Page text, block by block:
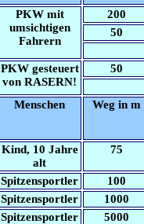
PKW mit
umsichtigen
Fahrern
200
50
PKW gesteuert
von RASERN!
50
Menschen
Weg in m
Kind, 10 Jahre
alt
75
Spitzensportler 100
Spitzensportler
1000
Spitzensportler
5000